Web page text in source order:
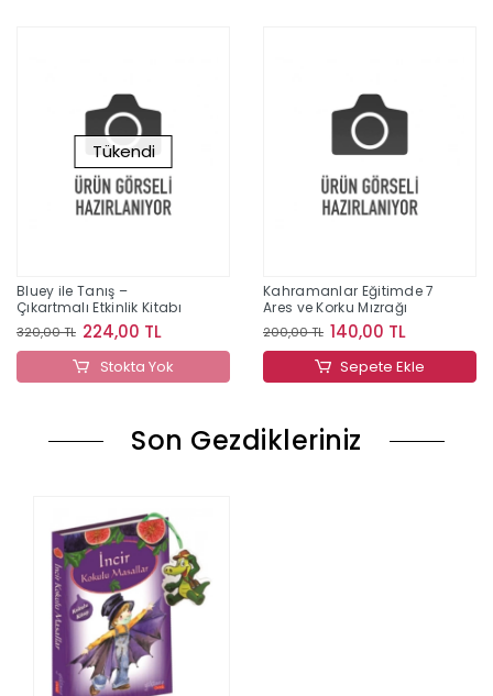
Tükendi
Bluey ile Tanış –
Çıkartmalı Etkinlik Kitabı
320,00 TL 224,00 TL
Stokta Yok
Kahramanlar Eğitimde 7
Ares ve Korku Mızrağı
200,00 TL 140,00 TL
Sepete Ekle
Son Gezdikleriniz